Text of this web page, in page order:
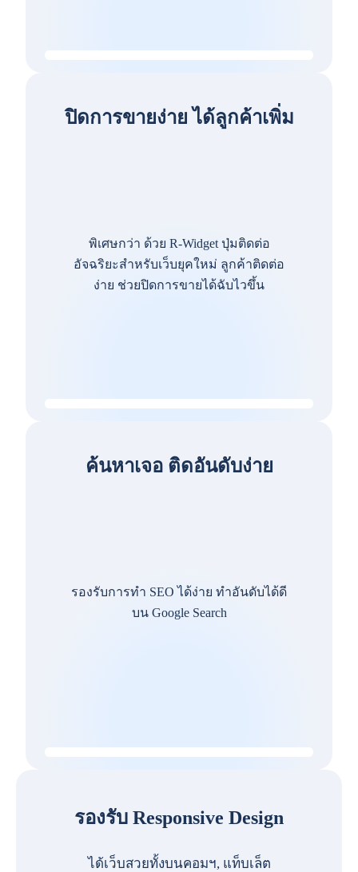
ปิดการขายง่าย ได้ลูกค้าเพิ่ม
พิเศษกว่า ด้วย R-Widget ปุ่มติดต่อ
อัจฉริยะสำหรับเว็บยุคใหม่ ลูกค้าติดต่อ
ง่าย ช่วยปิดการขายได้ฉับไวขึ้น
ค้นหาเจอ ติดอันดับง่าย
รองรับการทำ SEO ได้ง่าย ทำอันดับได้ดี
บน Google Search
รองรับ Responsive Design
ได้เว็บสวยทั้งบนคอมฯ, แท็บเล็ต